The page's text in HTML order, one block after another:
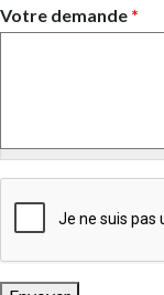
Votre demande *